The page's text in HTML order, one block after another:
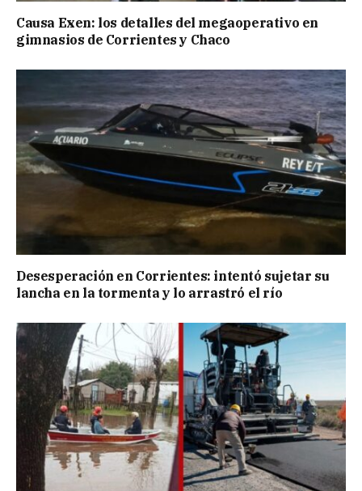
Causa Exen: los detalles del megaoperativo en
gimnasios de Corrientes y Chaco
Desesperación en Corrientes: intentó sujetar su
lancha en la tormenta y lo arrastró el río